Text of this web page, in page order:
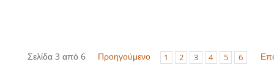
Σελίδα 3 από 6 Προηγούμενο 1 2 3 4 5 6